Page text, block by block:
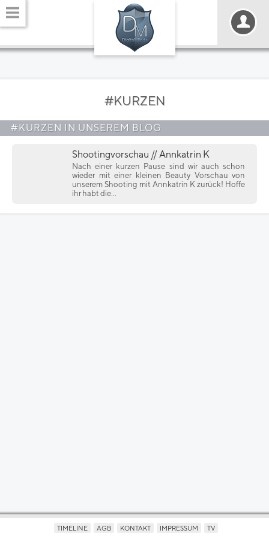
#KURZEN
#KURZEN IN UNSEREM BLOG
Shootingvorschau // Annkatrin K
Nach einer kurzen Pause sind wir auch schon
wieder mit einer kleinen Beauty Vorschau von
unserem Shooting mit Annkatrin K zurück! Hoffe
ihr habt die...
TIMELINE AGB KONTAKT IMPRESSUM TV